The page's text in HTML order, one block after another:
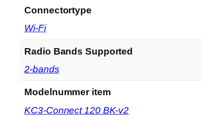
Connectortype
‎Wi-Fi
Radio Bands Supported
‎2-bands
Modelnummer item
‎KC3-Connect 120 BK-v2